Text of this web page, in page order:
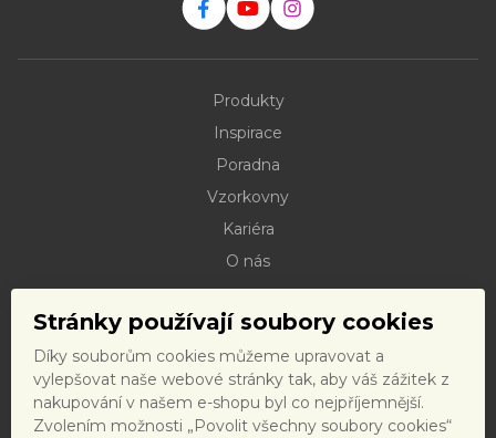
Stránky používají soubory cookies
Díky souborům cookies můžeme upravovat a
vylepšovat naše webové stránky tak, aby váš zážitek z
nakupování v našem e-shopu byl co nejpříjemnější.
Zvolením možnosti „Povolit všechny soubory cookies“
Produkty
Inspirace
Poradna
Vzorkovny
Kariéra
O nás
Dokumenty ke stažení
Doprava
Reklamační řád
Reklamační formulář